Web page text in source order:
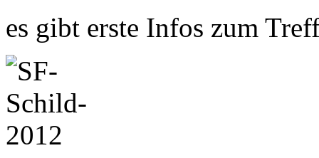
es gibt erste Infos zum